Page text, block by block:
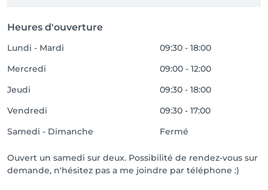
Heures d'ouverture
Lundi - Mardi
09:30 - 18:00
Mercredi
09:00 - 12:00
Jeudi
09:30 - 18:00
Vendredi
09:30 - 17:00
Samedi - Dimanche
Fermé
Ouvert un samedi sur deux. Possibilité de rendez-vous sur
demande, n'hésitez pas a me joindre par téléphone :)